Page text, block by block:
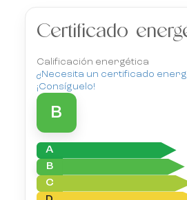
Certificado
Calificación energética
¿Necesita un certificado
¡Consíguelo!
B
A
B
C